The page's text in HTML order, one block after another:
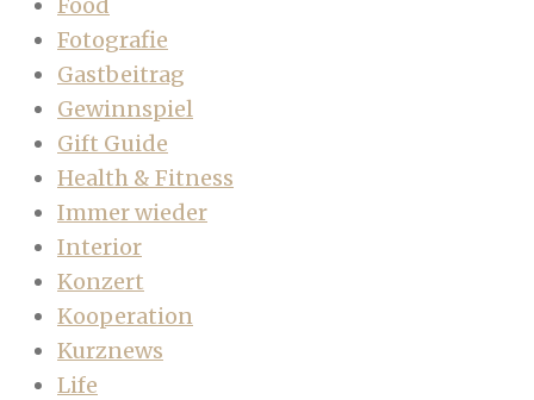
Fotografie
Gastbeitrag
Gewinnspiel
Gift Guide
Health & Fitness
Immer wieder
Interior
Konzert
Kooperation
Kurznews
Life